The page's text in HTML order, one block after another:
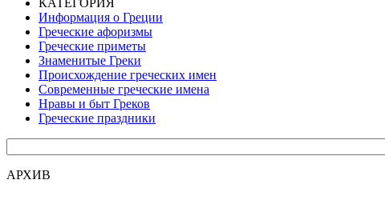
Информация о Греции
Греческие афоризмы
Греческие приметы
Знаменитые Греки
Происхождение греческих имен
Современные греческие имена
Нравы и быт Греков
Греческие праздники
АРХИВ